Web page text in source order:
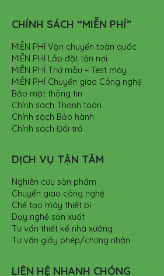
CHÍNH SÁCH “MIỄN PHÍ”
MIỄN PHÍ Vận chuyển toàn quốc
MIỄN PHÍ Lắp đặt tận nơi
MIỄN PHÍ Thử mẫu – Test máy
MIỄN PHÍ Chuyển giao Công nghệ
Bảo mật thông tin
Chính sách Thanh toán
Chính sách Bảo hành
Chính sách Đổi trả
DỊCH VỤ TẬN TÂM
Nghiên cứu sản phẩm
Chuyển giao công nghệ
Chế tạo máy thiết bị
Dạy nghề sản xuất
Tư vấn thiết kế nhà xưởng
Tư vấn giấy phép/chứng nhận
LIÊN HỆ NHANH CHÓNG